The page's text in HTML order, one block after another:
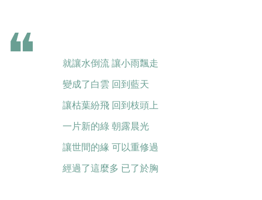
就讓水倒流 讓小雨飄走
變成了白雲 回到藍天
讓枯葉紛飛 回到枝頭上
一片新的綠 朝露晨光
讓世間的緣 可以重修過
經過了這麼多 已了於胸